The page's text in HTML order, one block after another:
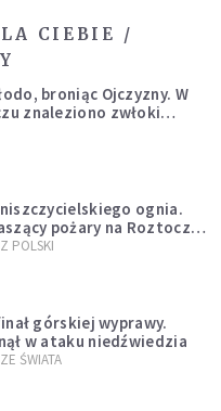
CIEBIE /
broniąc Ojczyzny. W
znaleziono zwłoki
czasów potopu
ognia.
pożary na Roztoczu
niezwykłe zdjęcie
POLSKI
górskiej wyprawy.
w ataku niedźwiedzia
ŚWIATA